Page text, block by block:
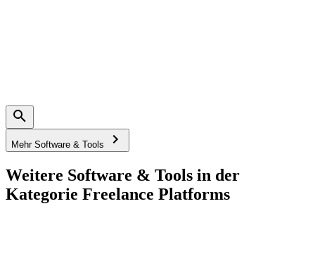
Mehr Software & Tools
Weitere Software & Tools in der
Kategorie Freelance Platforms